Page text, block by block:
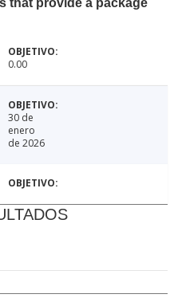
that provide a package
0.00
30 de
enero
de 2026